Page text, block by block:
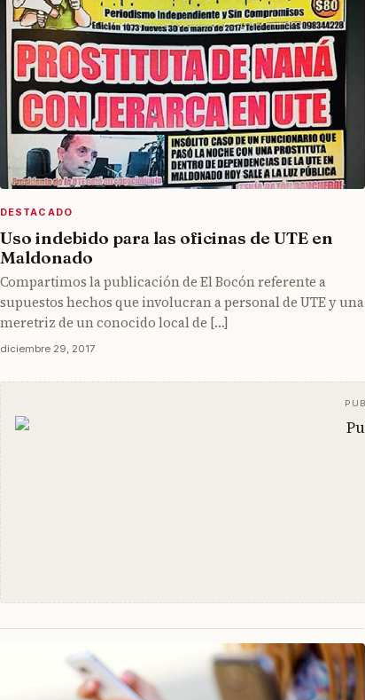
DESTACADO
Uso indebido para las oficinas de UTE en
Maldonado
Compartimos la publicación de El Bocón referente a
supuestos hechos que involucran a personal de UTE y una
meretriz de un conocido local de […]
diciembre 29, 2017